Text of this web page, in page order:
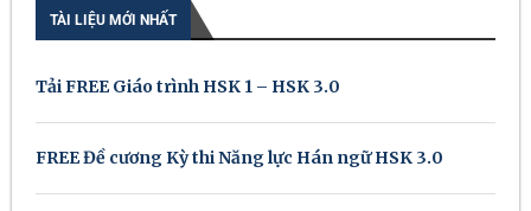
TÀI LIỆU MỚI NHẤT
Tải FREE Giáo trình HSK 1 – HSK 3.0
FREE Đề cương Kỳ thi Năng lực Hán ngữ HSK 3.0